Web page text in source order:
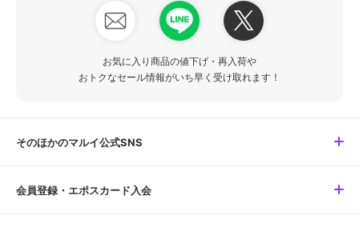
お気に入り商品の値下げ・再入荷や
おトクなセール情報がいち早く受け取れます！
そのほかのマルイ公式SNS
会員登録・エポスカード入会